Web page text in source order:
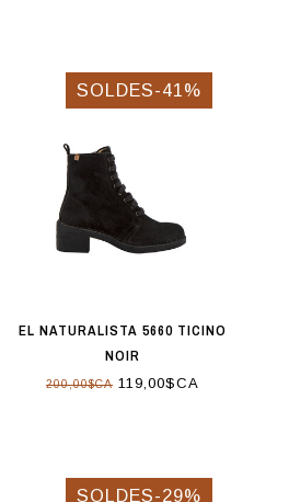
SOLDES-41%
EL NATURALISTA 5660 TICINO
NOIR
200,00$CA 119,00$CA
SOLDES-29%